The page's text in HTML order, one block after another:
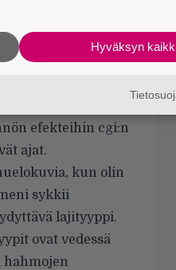
kohtauksia
efekteihin cgi:n
ajat.
kun olin
sykkii
lajityyppi.
ovat vedessä
hahmojen
Hyväksyn